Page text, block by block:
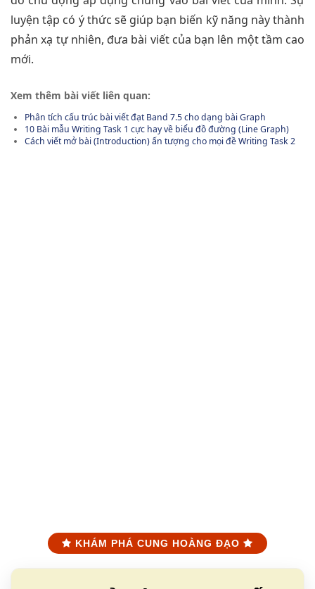
luyện tập có ý thức sẽ giúp bạn biến kỹ năng này thành
phản xạ tự nhiên, đưa bài viết của bạn lên một tầm cao
mới.
Xem thêm bài viết liên quan:
Phân tích cấu trúc bài viết đạt Band 7.5 cho dạng bài Graph
10 Bài mẫu Writing Task 1 cực hay về biểu đồ đường (Line Graph)
Cách viết mở bài (Introduction) ấn tượng cho mọi đề Writing Task 2
KHÁM PHÁ CUNG HOÀNG ĐẠO